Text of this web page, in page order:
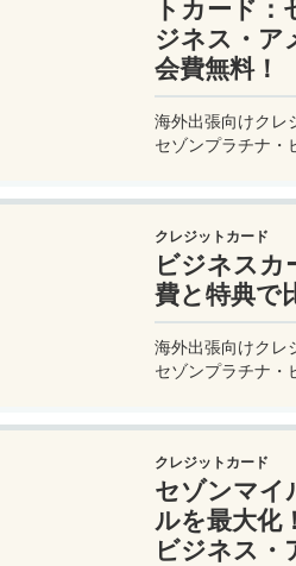
トカード
ジネス・ア
会費無料！
海外出張向けクレ
セゾンプラチナ・
クレジットカード
ビジネスカ
費と特典で
海外出張向けクレ
セゾンプラチナ・
クレジットカード
セゾンマイ
ルを最大化
ビジネス・